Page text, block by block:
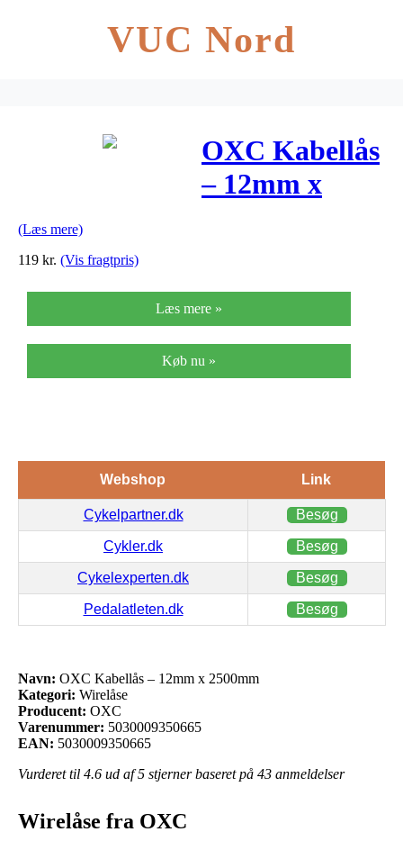
VUC Nord
OXC Kabellås
– 12mm x
(Læs mere)
119 kr. (Vis fragtpris)
Læs mere »
Køb nu »
Webshop Link
Cykelpartner.dk Besøg
Cykler.dk Besøg
Cykelexperten.dk Besøg
Pedalatleten.dk Besøg
Navn: OXC Kabellås – 12mm x 2500mm
Kategori: Wirelåse
Producent: OXC
Varenummer: 5030009350665
EAN: 5030009350665
Vurderet til 4.6 ud af 5 stjerner baseret på 43 anmeldelser
Wirelåse fra OXC